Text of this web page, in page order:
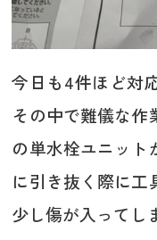
今日も4件ほど対
その中で難儀な作
の単水栓ユニット
に引き抜く際に工
少し傷が入ってし